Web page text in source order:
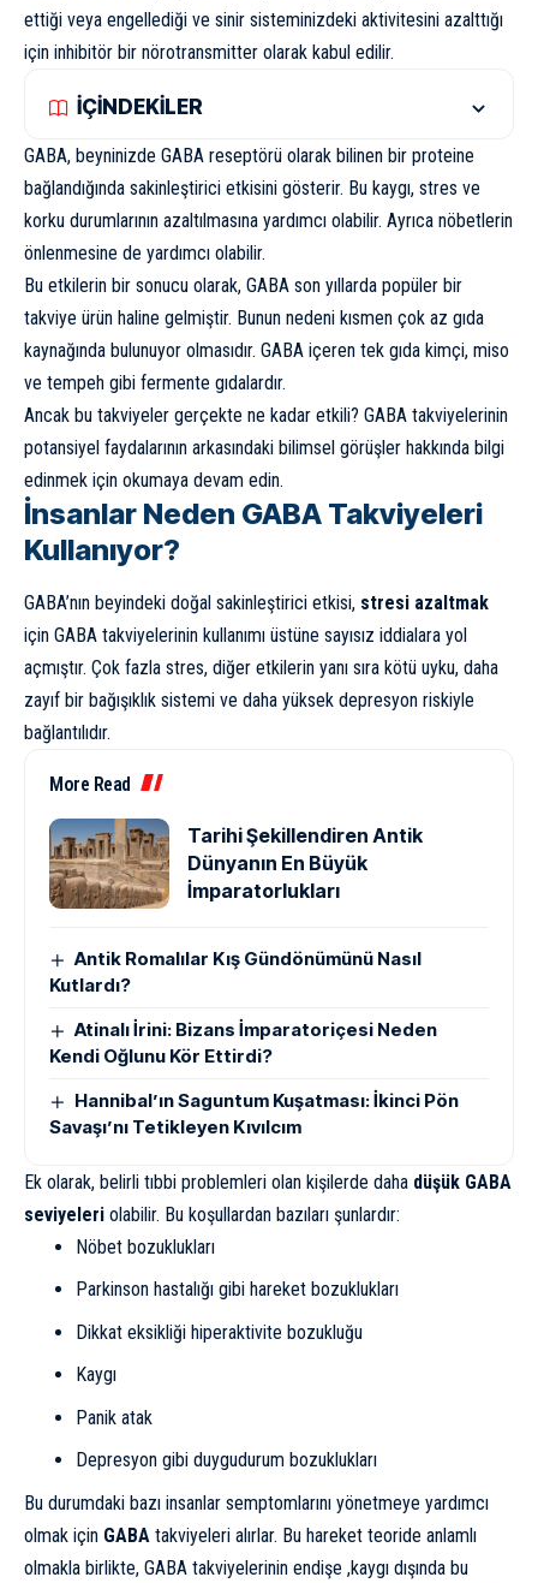
ettiği veya engellediği ve sinir sisteminizdeki aktivitesini azalttığı
için inhibitör bir nörotransmitter olarak kabul edilir.
İÇİNDEKİLER
GABA, beyninizde GABA reseptörü olarak bilinen bir proteine ​​
bağlandığında sakinleştirici etkisini gösterir. Bu kaygı, stres ve
korku durumlarının azaltılmasına yardımcı olabilir. Ayrıca nöbetlerin
önlenmesine de yardımcı olabilir.
Bu etkilerin bir sonucu olarak, GABA son yıllarda popüler bir
takviye ürün haline gelmiştir. Bunun nedeni kısmen çok az gıda
kaynağında bulunuyor olmasıdır. GABA içeren tek gıda kimçi, miso
ve tempeh gibi fermente gıdalardır.
Ancak bu takviyeler gerçekte ne kadar etkili? GABA takviyelerinin
potansiyel faydalarının arkasındaki bilimsel görüşler hakkında bilgi
edinmek için okumaya devam edin.
İnsanlar Neden GABA Takviyeleri
Kullanıyor?
GABA’nın beyindeki doğal sakinleştirici etkisi, stresi azaltmak
için GABA takviyelerinin kullanımı üstüne sayısız iddialara yol
açmıştır. Çok fazla stres, diğer etkilerin yanı sıra kötü uyku, daha
zayıf bir bağışıklık sistemi ve daha yüksek depresyon riskiyle
bağlantılıdır.
More Read
Tarihi Şekillendiren Antik
Dünyanın En Büyük
İmparatorlukları
Antik Romalılar Kış Gündönümünü Nasıl
Kutlardı?
Atinalı İrini: Bizans İmparatoriçesi Neden
Kendi Oğlunu Kör Ettirdi?
Hannibal’ın Saguntum Kuşatması: İkinci Pön
Savaşı’nı Tetikleyen Kıvılcım
Ek olarak, belirli tıbbi problemleri olan kişilerde daha düşük GABA
seviyeleri olabilir. Bu koşullardan bazıları şunlardır:
Nöbet bozuklukları
Parkinson hastalığı gibi hareket bozuklukları
Dikkat eksikliği hiperaktivite bozukluğu
Kaygı
Panik atak
Depresyon gibi duygudurum bozuklukları
Bu durumdaki bazı insanlar semptomlarını yönetmeye yardımcı
olmak için GABA takviyeleri alırlar. Bu hareket teoride anlamlı
olmakla birlikte, GABA takviyelerinin endişe ,kaygı dışında bu